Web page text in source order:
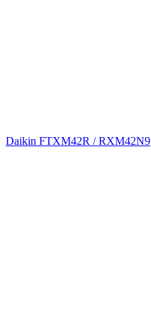
Daikin FTXM42R / RXM42N9